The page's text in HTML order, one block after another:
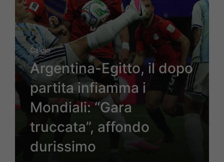
Calcio
Argentina-Egitto, il dopo
partita infiamma i
Mondiali: “Gara
truccata”, affondo
durissimo